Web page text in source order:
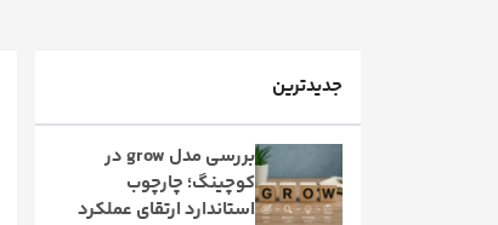
جدیدترین
بررسی مدل grow در
کوچینگ؛ چارچوب
استاندارد ارتقای عملکرد